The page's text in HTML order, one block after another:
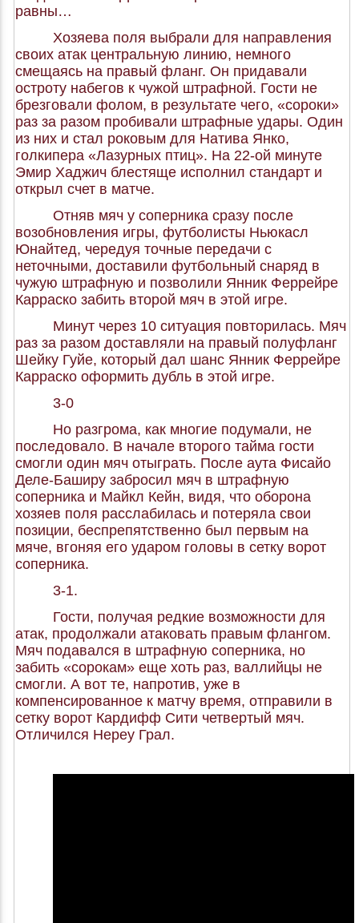
равны…
Хозяева поля выбрали для направления
своих атак центральную линию, немного
смещаясь на правый фланг. Он придавали
остроту набегов к чужой штрафной. Гости не
брезговали фолом, в результате чего, «сороки»
раз за разом пробивали штрафные удары. Один
из них и стал роковым для Натива Янко,
голкипера «Лазурных птиц». На 22-ой минуте
Эмир Хаджич блестяще исполнил стандарт и
открыл счет в матче.
Отняв мяч у соперника сразу после
возобновления игры, футболисты Ньюкасл
Юнайтед, чередуя точные передачи с
неточными, доставили футбольный снаряд в
чужую штрафную и позволили Янник Феррейре
Карраско забить второй мяч в этой игре.
Минут через 10 ситуация повторилась. Мяч
раз за разом доставляли на правый полуфланг
Шейку Гуйе, который дал шанс Янник Феррейре
Карраско оформить дубль в этой игре.
3-0
Но разгрома, как многие подумали, не
последовало. В начале второго тайма гости
смогли один мяч отыграть. После аута Фисайо
Деле-Баширу забросил мяч в штрафную
соперника и Майкл Кейн, видя, что оборона
хозяев поля расслабилась и потеряла свои
позиции, беспрепятственно был первым на
мяче, вгоняя его ударом головы в сетку ворот
соперника.
3-1.
Гости, получая редкие возможности для
атак, продолжали атаковать правым флангом.
Мяч подавался в штрафную соперника, но
забить «сорокам» еще хоть раз, валлийцы не
смогли. А вот те, напротив, уже в
компенсированное к матчу время, отправили в
сетку ворот Кардифф Сити четвертый мяч.
Отличился Нереу Грал.